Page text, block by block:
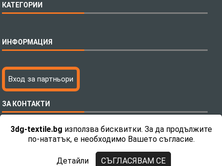
3dg-textile.bg използва бисквитки. За да продължите
по-нататък, е необходимо Вашето съгласие.
Детайли СЪГЛАСЯВАМ СЕ
КАТЕГОРИИ
Бебешки спални комплекти
Тениски с пълноцветен печат
Хавлиени кърпи
Пончо за водни спортове
Микрофибърни Велурени Кърпи
Детски пончота
ИНФОРМАЦИЯ
Технология на печатане
Файлове за печат
Как да поръчам?
С какво сме различни?
Контакти
Вход за партньори
ЗА КОНТАКТИ
Телефон:0892 26 04 34 / 0896 57 42 42